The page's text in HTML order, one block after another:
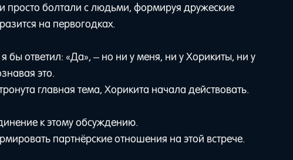
просто болтали с людьми, формируя дружеские
на первогодках.
ответил: «Да», – но ни у меня, ни у Хорикиты, ни у
это.
главная тема, Хорикита начала действовать.
к этому обсуждению.
партнёрские отношения на этой встрече.